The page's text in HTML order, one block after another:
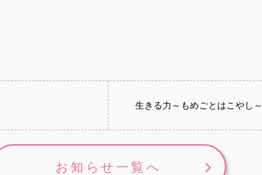
生きる力～もめごとはこやし～
お知らせ一覧へ